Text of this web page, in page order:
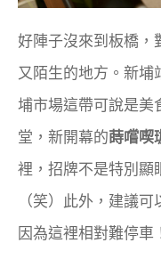
好陣子沒來到板橋，
又陌生的地方。新埔
埔市場這帶可說是美
堂，新開幕的蒔嚐喫
裡，招牌不是特別顯
（笑）此外，建議
因為這裡相對難停車